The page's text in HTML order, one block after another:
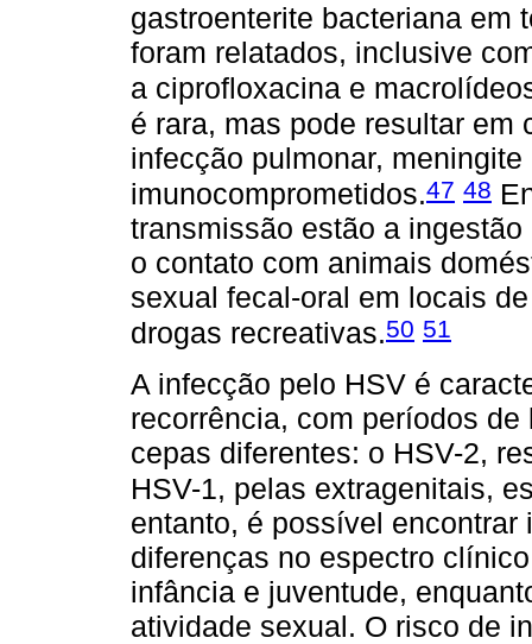
gastroenterite bacteriana em
foram relatados, inclusive
a ciprofloxacina e
é rara, mas pode resultar
infecção pulmonar,
imunocomprometidos.47 48
transmissão estão a
o contato com animais
sexual fecal-oral em locais
drogas recreativas.50 51
A infecção pelo HSV é
recorrência, com períodos
cepas diferentes: o HSV-2,
HSV-1, pelas extragenitais,
entanto, é possível
diferenças no espectro
infância e juventude,
atividade sexual. O risco de